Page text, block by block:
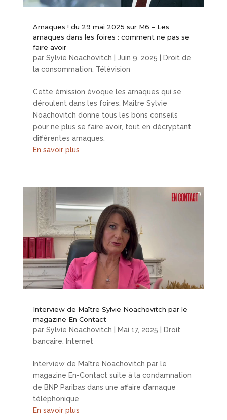
Arnaques ! du 29 mai 2025 sur M6 – Les
arnaques dans les foires : comment ne pas se
faire avoir
par Sylvie Noachovitch Juin 9, 2025
Droit de
la consommation, Télévision
Cette émission évoque les arnaques qui se
déroulent dans les foires. Maître Sylvie
Noachovitch donne tous les bons conseils
pour ne plus se faire avoir, tout en décryptant
différentes arnaques.
En savoir plus
Interview de Maître Sylvie Noachovitch par le
magazine En Contact
par Sylvie Noachovitch Mai 17, 2025
Droit
bancaire, Internet
Interview de Maître Noachovitch par le
magazine En-Contact suite à la condamnation
de BNP Paribas dans une affaire d’arnaque
téléphonique
En savoir plus